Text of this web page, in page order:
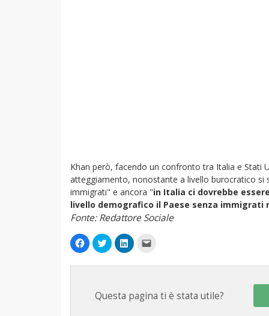
Khan però, facendo un confronto tra Italia e Stati
atteggiamento, nonostante a livello burocratico
immigrati" e ancora "in Italia ci dovrebbe
livello demografico il Paese senza immigrati
Fonte: Redattore Sociale
Fai
clic
apre
Fai
clic
(Si
apre
Fai
clic
(Si
apre
un
amico
Questa pagina ti è stata utile?